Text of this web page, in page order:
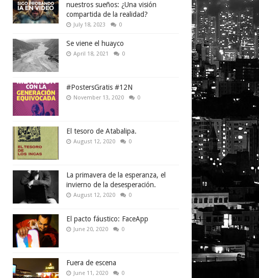
nuestros sueños: ¿Una visión
compartida de la realidad?
July 18, 2023 0
Se viene el huayco
April 18, 2021 0
#PostersGratis #12N
November 13, 2020 0
El tesoro de Atabalipa.
August 12, 2020 0
La primavera de la esperanza, el
invierno de la desesperación.
August 12, 2020 0
El pacto fáustico: FaceApp
June 20, 2020 0
Fuera de escena
June 11, 2020 0